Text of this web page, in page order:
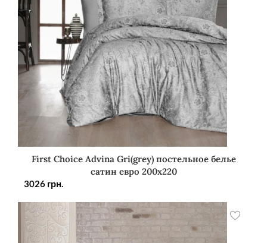
First Choice Advina Gri(grey) постельное белье
сатин евро 200х220
3026 грн.